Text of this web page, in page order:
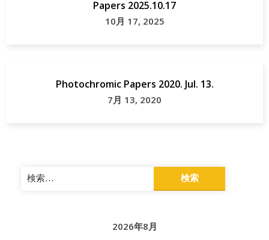
Papers 2025.10.17
10月 17, 2025
Photochromic Papers 2020. Jul. 13.
7月 13, 2020
検
索:
2026年8月